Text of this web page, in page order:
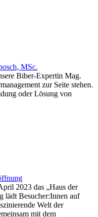
MSc.
Biber-Expertin Mag.
zur Seite stehen.
oder Lösung von
2023 das „Haus der
lädt Besucher:Innen auf
Welt der
mit dem